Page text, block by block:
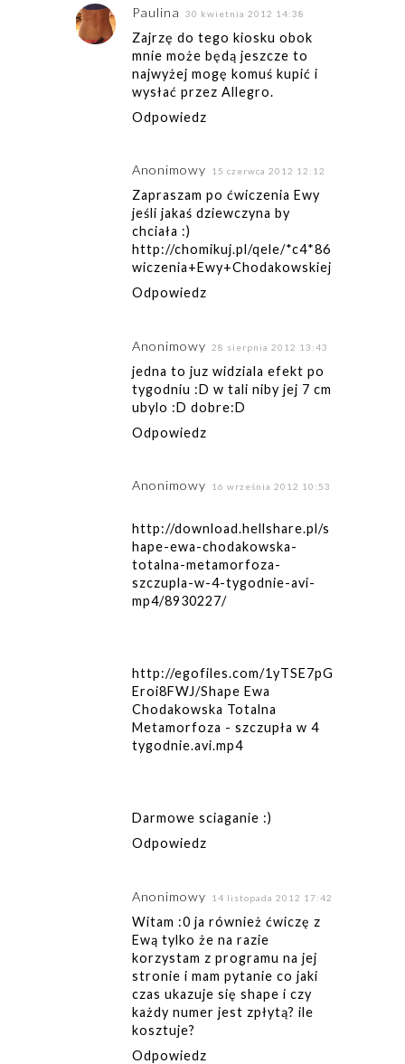
Paulina 30 kwietnia 2012 14:38
Zajrzę do tego kiosku obok
mnie może będą jeszcze to
najwyżej mogę komuś kupić i
wysłać przez Allegro.
Odpowiedz
Anonimowy 15 czerwca 2012 12:12
Zapraszam po ćwiczenia Ewy
jeśli jakaś dziewczyna by
chciała :)
http://chomikuj.pl/qele/*c4*86
wiczenia+Ewy+Chodakowskiej
Odpowiedz
Anonimowy 28 sierpnia 2012 13:43
jedna to juz widziala efekt po
tygodniu :D w tali niby jej 7 cm
ubylo :D dobre:D
Odpowiedz
Anonimowy 16 września 2012 10:53
http://download.hellshare.pl/s
hape-ewa-chodakowska-
totalna-metamorfoza-
szczupla-w-4-tygodnie-avi-
mp4/8930227/
http://egofiles.com/1yTSE7pG
Eroi8FWJ/Shape Ewa
Chodakowska Totalna
Metamorfoza - szczupła w 4
tygodnie.avi.mp4
Darmowe sciaganie :)
Odpowiedz
Anonimowy 14 listopada 2012 17:42
Witam :0 ja również ćwiczę z
Ewą tylko że na razie
korzystam z programu na jej
stronie i mam pytanie co jaki
czas ukazuje się shape i czy
każdy numer jest zpłytą? ile
kosztuje?
Odpowiedz